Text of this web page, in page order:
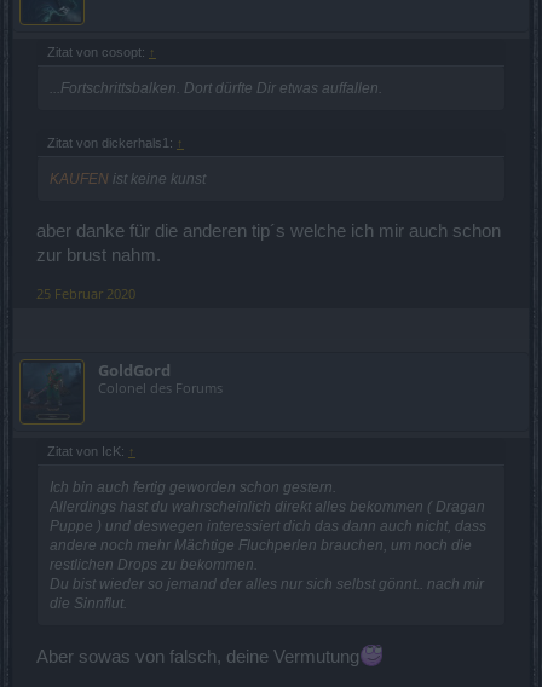
Zitat von cosopt: ↑
...Fortschrittsbalken. Dort dürfte Dir etwas auffallen.
Zitat von dickerhals1: ↑
KAUFEN ist keine kunst
aber danke für die anderen tip´s welche ich mir auch schon
zur brust nahm.
25 Februar 2020
GoldGord
Colonel des Forums
Zitat von IcK: ↑
Ich bin auch fertig geworden schon gestern.
Allerdings hast du wahrscheinlich direkt alles bekommen ( Dragan
Puppe ) und deswegen interessiert dich das dann auch nicht, dass
andere noch mehr Mächtige Fluchperlen brauchen, um noch die
restlichen Drops zu bekommen.
Du bist wieder so jemand der alles nur sich selbst gönnt.. nach mir
die Sinnflut.
Aber sowas von falsch, deine Vermutung